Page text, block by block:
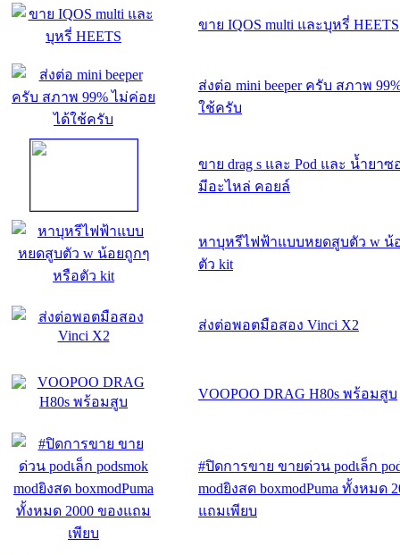
ขาย IQOS multi และบุหรี่ HEETS
ส่งต่อ mini beeper ครับ สภาพ
ใช้ครับ
ขาย drag s และ Pod และ น้ำยา
มีอะไหล่ คอยล์
หาบุหรีไฟฟ้าแบบหยดสูบตัว w น้
ตัว kit
ส่งต่อพอตมือสอง Vinci X2
VOOPOO DRAG H80s พร้อมสูบ
#ปิดการขาย ขายด่วน podเล็ก
modยิงสด boxmodPuma ทั้งหมด
แถมเพียบ